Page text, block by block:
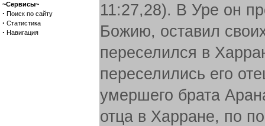
~Сервисы~
· Поиск по сайту
· Статистика
· Навигация
11:27,28). В Уре он
Божию, оставил
переселился в
переселились его
умершего брата
отца в Харране, по